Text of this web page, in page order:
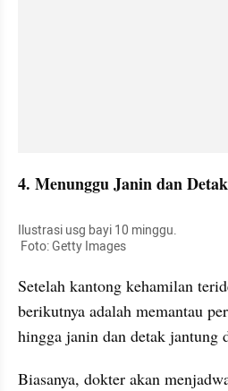
4. Menunggu Janin dan
Ilustrasi usg bayi 10 minggu.
Foto: Getty Images
Setelah kantong kehamilan
berikutnya adalah memantau
hingga janin dan detak jantung
Biasanya, dokter akan